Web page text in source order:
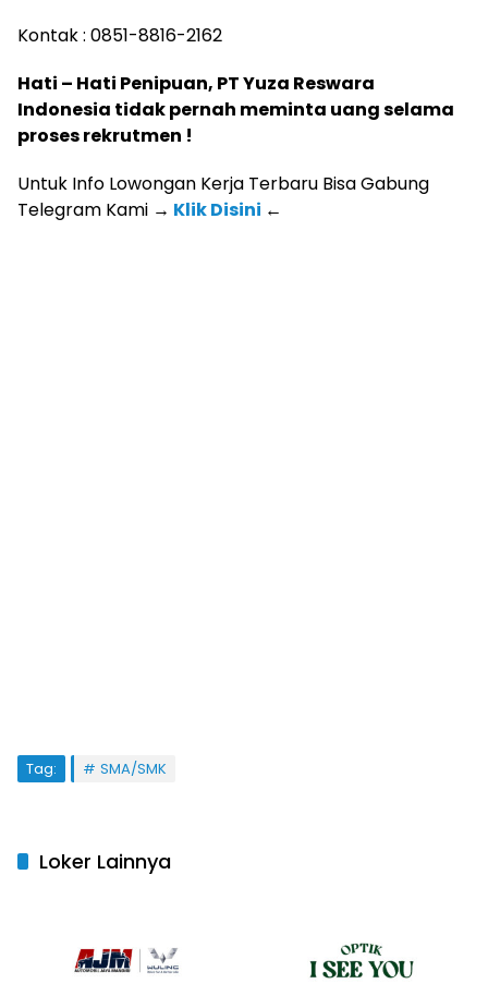
Kontak : 0851-8816-2162
Hati – Hati Penipuan, PT Yuza Reswara
Indonesia tidak pernah meminta uang selama
proses rekrutmen !
Untuk Info Lowongan Kerja Terbaru Bisa Gabung
Telegram Kami → Klik Disini ←
Tag: SMA/SMK
Loker Lainnya